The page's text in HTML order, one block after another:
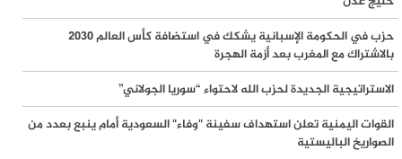
حماس: التصعيد الإسرائيلي في غزة يستهدف إفشال تفاهمات وقف إطلاق
النار
خلال 24 ساعة
القدس في تموز 2026: تصعيد، تهجير، وتغيير جغرافي
حزب في الحكومة الإسبانية يشكك في استضافة كأس العالم 2030
بالاشتراك مع المغرب بعد أزمة الهجرة
الاستراتيجية الجديدة لحزب الله لاحتواء “سوريا الجولاني”
القوات اليمنية تعلن استهداف سفينة "وفاء" السعودية أمام ينبع بعدد من
الصواريخ الباليستية